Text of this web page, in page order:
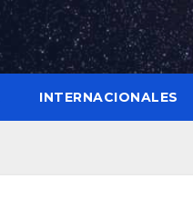
INTERNACIONALES